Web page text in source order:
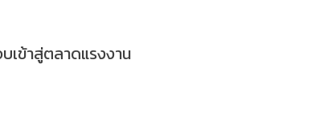
บเข้าสู่ตลาดแรงงาน